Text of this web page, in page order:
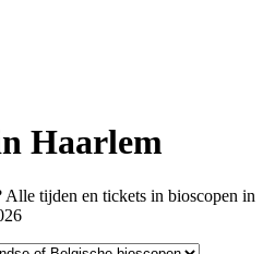
Haarlem
Alle tijden en tickets in bioscopen in